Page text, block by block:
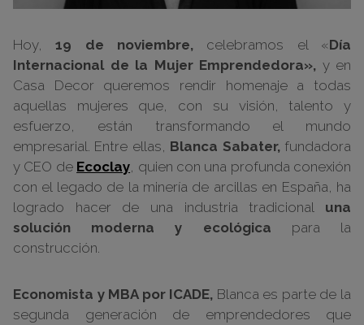
Hoy,19 de noviembre, celebramos el «Día
Internacional de la Mujer Emprendedora», y en
Casa Decor queremos rendir homenaje a todas
aquellas mujeres que, con su visión, talento y
esfuerzo, están transformando el mundo
empresarial. Entre ellas, Blanca Sabater,fundadora
y CEO de Ecoclay , quien con una profunda conexión
con el legado de la minería de arcillas en España, ha
logrado hacer de una industria tradicional una
solución moderna y ecológica para la
construcción.
Economista y MBA por ICADE, Blanca es parte de la
segunda generación de emprendedores que